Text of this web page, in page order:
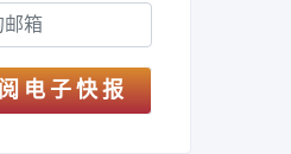
电子快报